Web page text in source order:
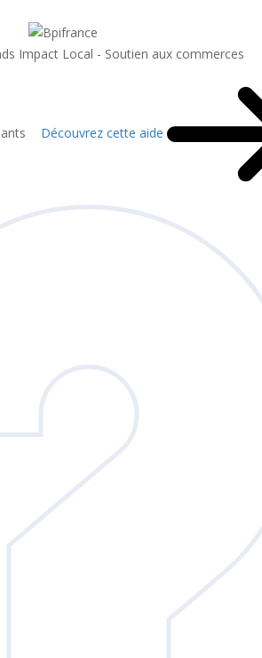
Impact Local - Soutien aux commerces
Découvrez cette aide